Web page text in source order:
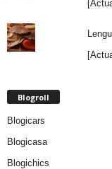
Blogroll
Blogicars
Blogicasa
Blogichics